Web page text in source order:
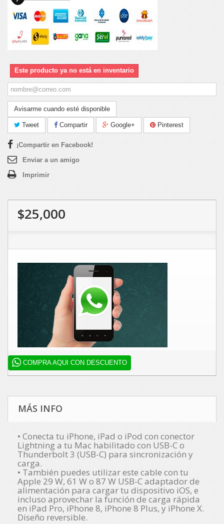
Este producto ya no está en inventario
Avisarme cuando esté disponible
Tweet Compartir Google+ Pinterest
¡Compartir en Facebook!
Enviar a un amigo
Imprimir
$25,000
COMPRA AQUI CON DESCUENTO
MÁS INFO
• Conecta tu iPhone, iPad o iPod con conector
Lightning a tu Mac habilitado con USB-C o
Thunderbolt 3 (USB-C) para sincronización y
carga.
• También puedes utilizar este cable con tu
Apple 29 W, 61 W o 87 W USB-C adaptador de
alimentación para cargar tu dispositivo iOS, e
incluso aprovechar la función de carga rápida
en iPad Pro, iPhone 8, iPhone 8 Plus, y iPhone X.
Diseño reversible.